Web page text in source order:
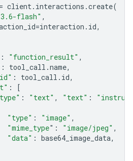
= client. interactions .create(
flash" ,
=interaction . id,
: "function_result" ,
: tool_call .name,
: tool_call . id,
:
[
: "text" , "text" :
"type" : "image" ,
"mime_type" : "image/jpeg" ,
"data" : base64_image_data,